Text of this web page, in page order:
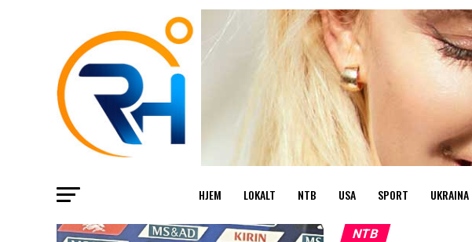
HJEM LOKALT NTB USA SPORT UKRAINA
NTB